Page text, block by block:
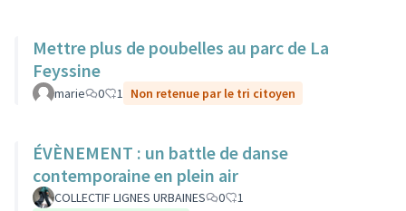
Mettre plus de poubelles au parc de La
Feyssine
marie 0 1 Non retenue par le tri citoyen
ÉVÈNEMENT : un battle de danse
contemporaine en plein air
COLLECTIF LIGNES URBAINES 0
1